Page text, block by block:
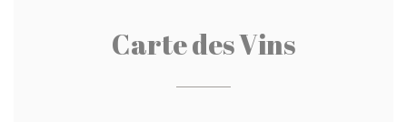
Carte des Vins